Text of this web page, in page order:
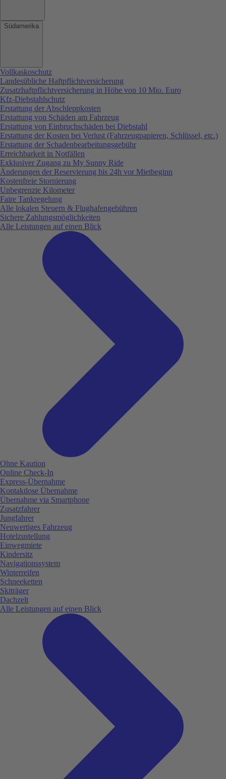
Südamerika
Vollkaskoschutz
Landesübliche Haftpflichtversicherung
Zusatzhaftpflichtversicherung in Höhe von 10 Mio. Euro
Kfz-Diebstahlschutz
Erstattung der Abschleppkosten
Erstattung von Schäden am Fahrzeug
Erstattung von Einbruchschäden bei Diebstahl
Erstattung der Kosten bei Verlust (Fahrzeugpapieren, Schlüssel, etc.)
Erstattung der Schadenbearbeitungsgebühr
Erreichbarkeit in Notfällen
Exklusiver Zugang zu My Sunny Ride
Änderungen der Reservierung bis 24h vor Mietbeginn
Kostenfreie Stornierung
Unbegrenzte Kilometer
Faire Tankregelung
Alle lokalen Steuern & Flughafengebühren
Sichere Zahlungsmöglichkeiten
Alle Leistungen auf einen Blick
Ohne Kaution
Online Check-In
Express-Übernahme
Kontaktlose Übernahme
Übernahme via Smartphone
Zusatzfahrer
Jungfahrer
Neuwertiges Fahrzeug
Hotelzustellung
Einwegmiete
Kindersitz
Navigationssystem
Winterreifen
Schneeketten
Skiträger
Dachzelt
Alle Leistungen auf einen Blick